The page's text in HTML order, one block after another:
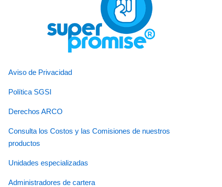
Aviso de Privacidad
Política SGSI
Derechos ARCO
Consulta los Costos y las Comisiones de nuestros
productos
Unidades especializadas
Administradores de cartera